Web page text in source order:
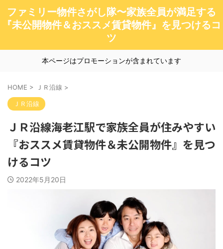
ファミリー物件さがし隊〜家族全員が満足する
『未公開物件＆おススメ賃貸物件』を見つけるコ
ツ
本ページはプロモーションが含まれています
HOME > ＪＲ沿線 >
ＪＲ沿線
ＪＲ沿線海老江駅で家族全員が住みやすい
『おススメ賃貸物件＆未公開物件』を見つ
けるコツ
2022年5月20日